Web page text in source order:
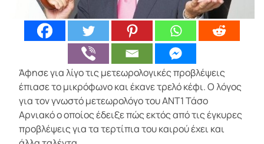
Άφησε για λίγο τις μετεωρολογικές προβλέψεις
έπιασε το μικρόφωνο και έκανε τρελό κέφι. Ο λόγος
για τον γνωστό μετεωρολόγο του ΑΝΤ1 Τάσο
Αρνιακό ο οποίος έδειξε πώς εκτός από τις έγκυρες
προβλέψεις για τα τερτίπια του καιρού έχει και